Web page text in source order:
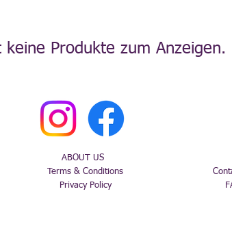
keine Produkte zum Anzeigen.
ABOUT US
Terms & Conditions
Privacy Policy